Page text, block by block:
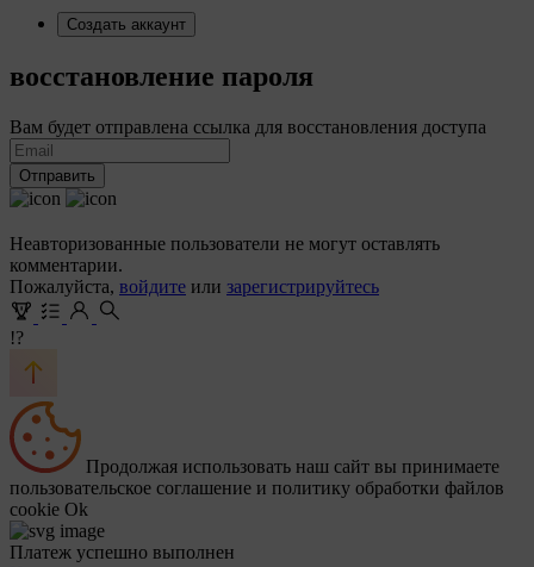
Создать аккаунт
восстановление пароля
Вам будет отправлена ссылка для восстановления доступа
Отправить
Неавторизованные пользователи не могут оставлять
комментарии.
Пожалуйста, войдите или зарегистрируйтесь
!?
Продолжая использовать наш сайт вы принимаете
пользовательское соглашение и политику обработки файлов
cookie Ok
Платеж успешно выполнен